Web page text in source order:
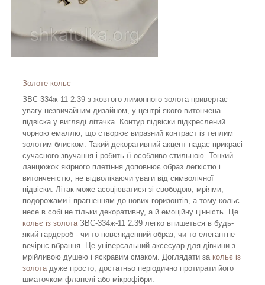
Золоте кольє
ЗВС-334ж-11 2.39 з жовтого лимонного золота привертає
увагу незвичайним дизайном, у центрі якого витончена
підвіска у вигляді літачка. Контур підвіски підкреслений
чорною емаллю, що створює виразний контраст із теплим
золотим блиском. Такий декоративний акцент надає прикрасі
сучасного звучання і робить її особливо стильною. Тонкий
ланцюжок якірного плетіння доповнює образ легкістю і
витонченістю, не відволікаючи уваги від символічної
підвіски. Літак може асоціюватися зі свободою, мріями,
подорожами і прагненням до нових горизонтів, а тому кольє
несе в собі не тільки декоративну, а й емоційну цінність. Це
кольє із золотаЗВС-334ж-11 2.39 легко впишеться в будь-
який гардероб - чи то повсякденний образ, чи то елегантне
вечірнє вбрання. Це універсальний аксесуар для дівчини з
мрійливою душею і яскравим смаком. Доглядати за кольє із
золотадуже просто, достатньо періодично протирати його
шматочком фланелі або мікрофібри.